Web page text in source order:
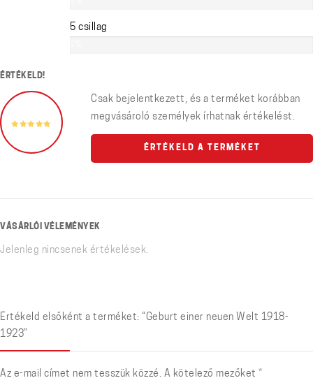
5 csillag
ÉRTÉKELD!
Csak bejelentkezett, és a terméket korábban
megvásároló személyek írhatnak értékelést.
ÉRTÉKELD A TERMÉKET
VÁSÁRLÓI VÉLEMÉNYEK
Jelenleg nincsenek értékelések.
Értékeld elsőként a terméket: “Geburt einer neuen Welt 1918-
1923”
Az e-mail címet nem tesszük közzé. A kötelező mezőket *